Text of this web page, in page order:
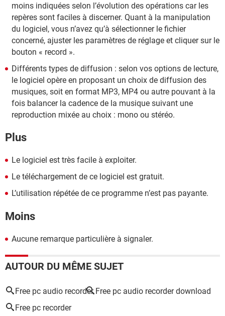
moins indiquées selon l’évolution des opérations car les
repères sont faciles à discerner. Quant à la manipulation
du logiciel, vous n’avez qu’à sélectionner le fichier
concerné, ajuster les paramètres de réglage et cliquer sur le
bouton « record ».
Différents types de diffusion : selon vos options de lecture,
le logiciel opère en proposant un choix de diffusion des
musiques, soit en format MP3, MP4 ou autre pouvant à la
fois balancer la cadence de la musique suivant une
reproduction mixée au choix : mono ou stéréo.
Plus
Le logiciel est très facile à exploiter.
Le téléchargement de ce logiciel est gratuit.
L’utilisation répétée de ce programme n’est pas payante.
Moins
Aucune remarque particulière à signaler.
AUTOUR DU MÊME SUJET
Free pc audio recorder Free pc audio recorder download
Free pc recorder